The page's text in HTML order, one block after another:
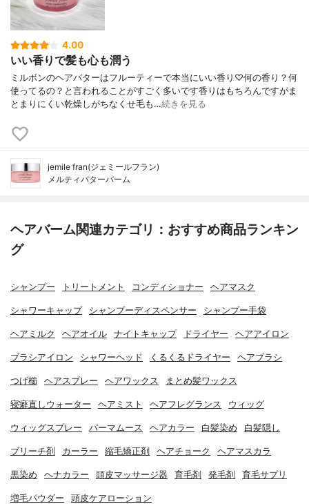
4.00
いい香りで髪も心も潤う
ミルボンのヘアバターはフルーティーで本当にいい香り♡何の香り？何
使ってるの？と言われることがすごく多いです香りはもちろんですがま
とまりにくい乾燥しがちなくせ毛も…続きを見る
jemile fran(ジェミールフラン)
メルティバターバーム
ヘアバーム関連カテゴリ：おすすめ商品ランキン
グ
シャンプー トリートメント コンディショナー ヘアマスク
シャワーキャップ シャンプーディスペンサー シャンプー手袋
ヘアミルク ヘアオイル ナイトキャップ ドライヤー ヘアアイロン
ブラシアイロン シャワーヘッド くるくるドライヤー ヘアブラシ
つげ櫛 ヘアスプレー ヘアワックス まとめ髪ワックス
寝癖直しウォーター ヘアミスト ヘアフレグランス ウィッグ
ウィッグスプレー パーマムース ヘアカラー 白髪染め 白髪隠し
ブリーチ剤 カーラー 縮毛矯正剤 ヘアチョーク ヘアマスカラ
黒染め ヘナカラー 頭皮マッサージ器 育毛剤 発毛剤 育毛サプリ
増毛パウダー 頭皮ケアローション